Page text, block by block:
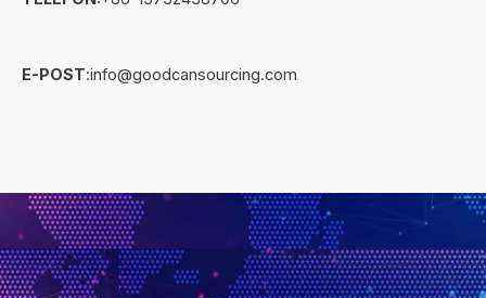
m
i
g
*
E-POST:info@goodcansourcing.com